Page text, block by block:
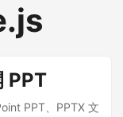
PPT
PPT、PPTX 文